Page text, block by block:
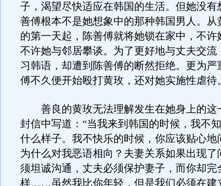
子，渴望尽快适应在韩国的生活。但她没有
善傅根本不是她想象中的那种韩国男人。从
的第一天起，陈善傅就将她锁在家中，不许
不许她与邻居攀谈。为了更好地与丈夫交流
习韩语，却遭到陈善傅的断然拒绝。更为严
傅不久便开始殴打黄玫，还对她实施性虐待
善良的黄玫无法理解发生在她身上的这
封信中写道：“当我来到韩国的时候，我不
什么样子。我不快乐的时候，你应该贴心地
为什么对我恶语相向？夫妻关系如果出现了
须坦诚沟通，丈夫必须保护妻子，而你却完
样……虽然我比你年轻，但是我们必须在建